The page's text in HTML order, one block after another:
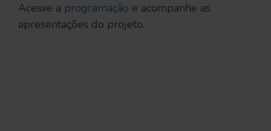
Acesse a programação e acompanhe as
apresentações do projeto.